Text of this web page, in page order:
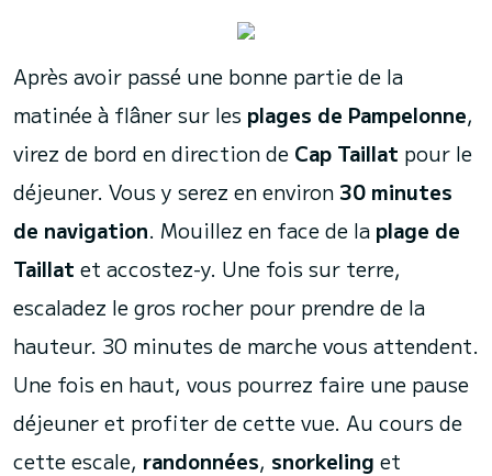
Après avoir passé une bonne partie de la
matinée à flâner sur les plages de Pampelonne,
virez de bord en direction de Cap Taillat pour le
déjeuner. Vous y serez en environ30 minutes
de navigation. Mouillez en face de la plage de
Taillat et accostez-y. Une fois sur terre,
escaladez le gros rocher pour prendre de la
hauteur. 30 minutes de marche vous attendent.
Une fois en haut, vous pourrez faire une pause
déjeuner et profiter de cette vue. Au cours de
cette escale, randonnées, snorkeling et